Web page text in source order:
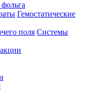
Гемостатические
Системы